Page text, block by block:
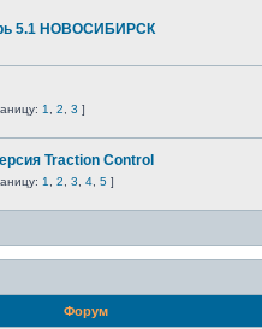
5.1 НОВОСИБИРСК
1 2 3 ]
Traction Control
1 2 3 4 5 ]
Форум